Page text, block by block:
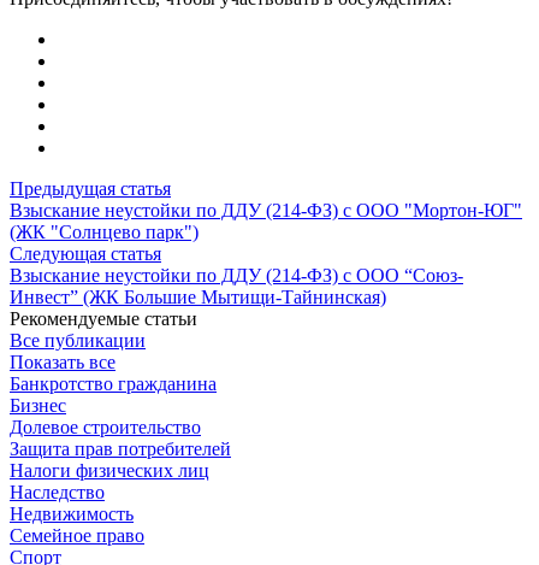
Предыдущая статья
Взыскание неустойки по ДДУ (214-ФЗ) с ООО "Мортон-ЮГ"
(ЖК "Солнцево парк")
Следующая статья
Взыскание неустойки по ДДУ (214-ФЗ) с ООО “Союз-
Инвест” (ЖК Большие Мытищи-Тайнинская)
Рекомендуемые статьи
Все публикации
Показать все
Банкротство гражданина
Бизнес
Долевое строительство
Защита прав потребителей
Налоги физических лиц
Наследство
Недвижимость
Семейное право
Спорт